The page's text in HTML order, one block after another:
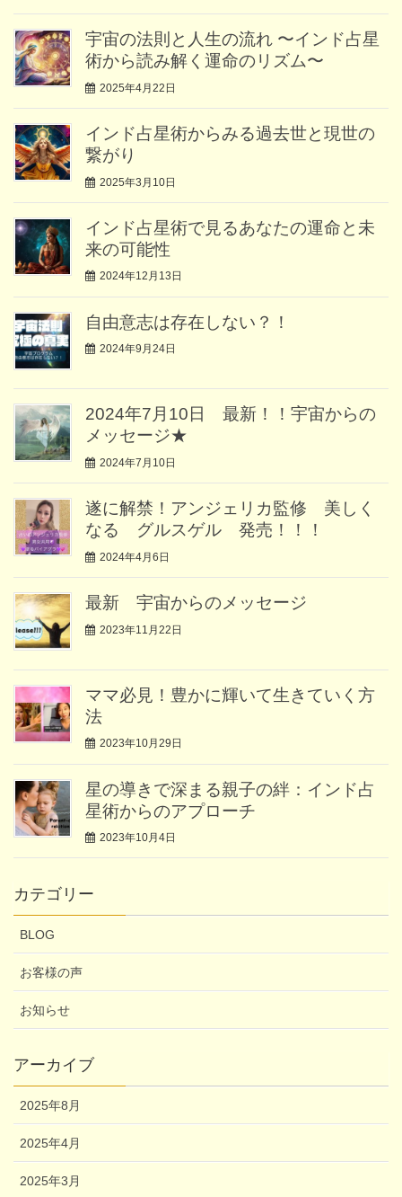
宇宙の法則と人生の流れ 〜インド占星
術から読み解く運命のリズム〜
2025年4月22日
インド占星術からみる過去世と現世の
繋がり
2025年3月10日
インド占星術で見るあなたの運命と未
来の可能性
2024年12月13日
自由意志は存在しない？！
2024年9月24日
2024年7月10日 最新！！宇宙からの
メッセージ★
2024年7月10日
遂に解禁！アンジェリカ監修 美しく
なる グルスゲル 発売！！！
2024年4月6日
最新 宇宙からのメッセージ
2023年11月22日
ママ必見！豊かに輝いて生きていく方
法
2023年10月29日
星の導きで深まる親子の絆：インド占
星術からのアプローチ
2023年10月4日
カテゴリー
BLOG
お客様の声
お知らせ
アーカイブ
2025年8月
2025年4月
2025年3月